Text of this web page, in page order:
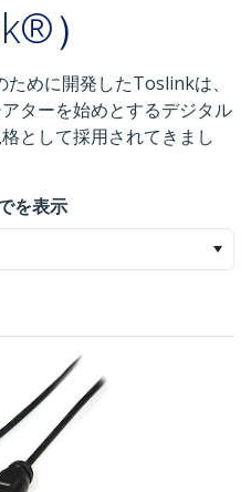
）
めに開発したToslinkは、
ターを始めとするデジタル
として採用されてきまし
を表示